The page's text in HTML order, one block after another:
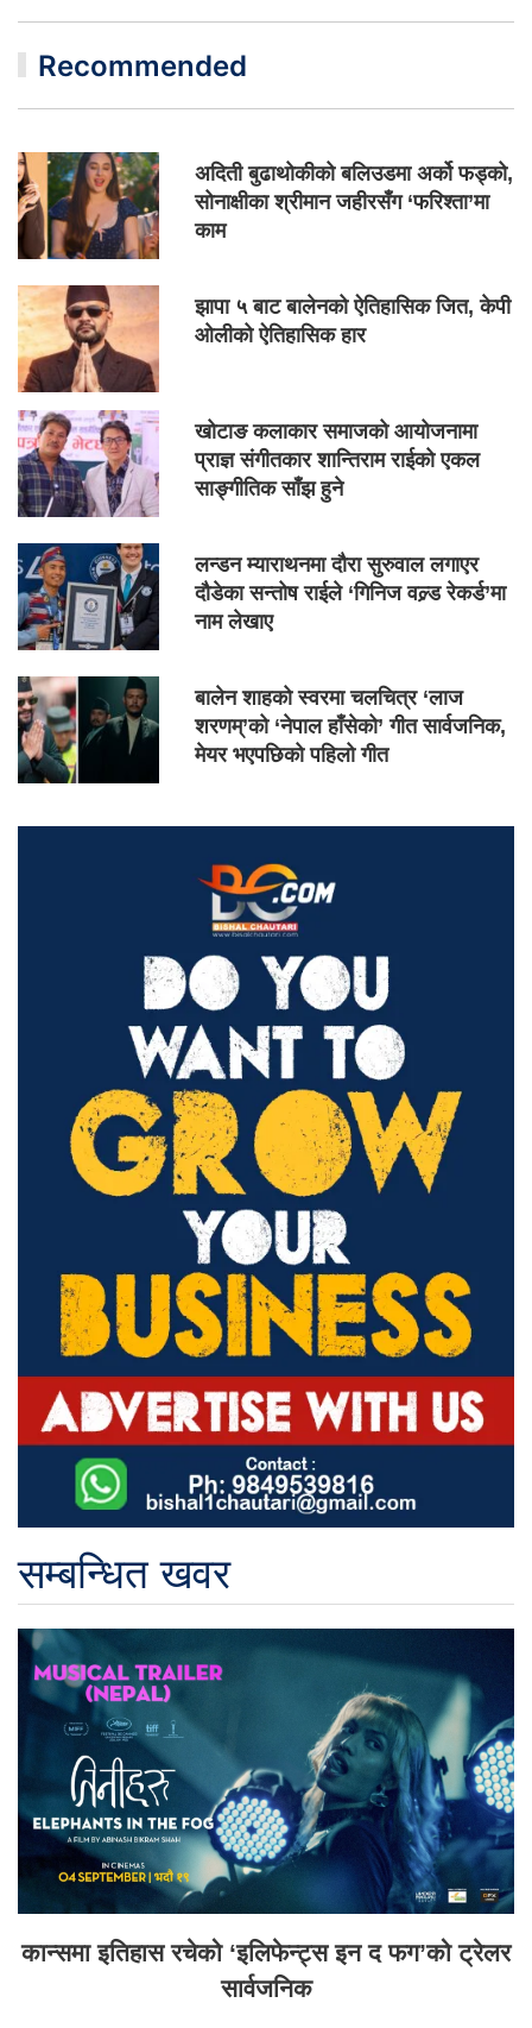
Recommended
अदिती बुढाथोकीको बलिउडमा अर्को फड्को,
सोनाक्षीका श्रीमान जहीरसँग ‘फरिश्ता’मा
काम
झापा ५ बाट बालेनको ऐतिहासिक जित, केपी
ओलीको ऐतिहासिक हार
खोटाङ कलाकार समाजको आयोजनामा
प्राज्ञ संगीतकार शान्तिराम राईको एकल
साङ्गीतिक साँझ हुने
लन्डन म्याराथनमा दौरा सुरुवाल लगाएर
दौडेका सन्तोष राईले ‘गिनिज वल्र्ड रेकर्ड’मा
नाम लेखाए
बालेन शाहको स्वरमा चलचित्र ‘लाज
शरणम्’को ‘नेपाल हाँसेको’ गीत सार्वजनिक,
मेयर भएपछिको पहिलो गीत
सम्बन्धित खवर
कान्समा इतिहास रचेको ‘इलिफेन्ट्स इन द फग’को ट्रेलर
सार्वजनिक